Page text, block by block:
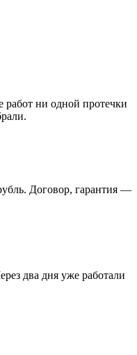
работ ни одной протечки
Договор, гарантия —
два дня уже работали